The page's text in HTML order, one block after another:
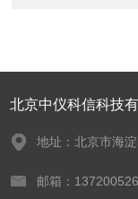
北京中仪科信科技
地址：北京市海
邮箱：